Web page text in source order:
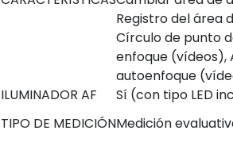
Registro del área
Círculo de punto
enfoque (vídeos),
autoenfoque
ILUMINADOR AF
Sí (con tipo LED
TIPO DE MEDICIÓNMedición